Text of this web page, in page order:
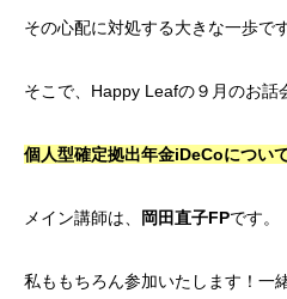
その心配に対処する大きな一歩で
そこで、Happy Leafの９月のお話
個人型確定拠出年金iDeCoについ
メイン講師は、 岡田直子FPです。
私ももちろん参加いたします！一